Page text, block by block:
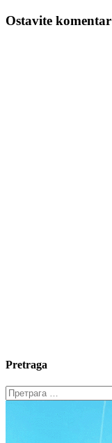
Ostavite komentar
Pretraga
Претрага
за: